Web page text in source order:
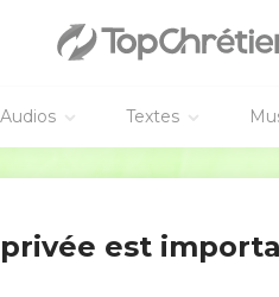
Audios Textes
DE L’ANNÉE !
est